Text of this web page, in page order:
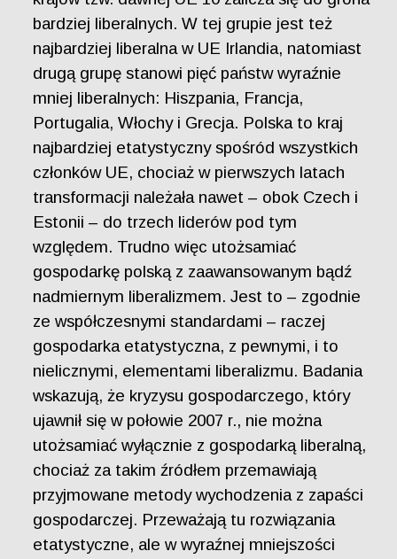
bardziej liberalnych. W tej grupie jest też
najbardziej liberalna w UE Irlandia, natomiast
drugą grupę stanowi pięć państw wyraźnie
mniej liberalnych: Hiszpania, Francja,
Portugalia, Włochy i Grecja. Polska to kraj
najbardziej etatystyczny spośród wszystkich
członków UE, chociaż w pierwszych latach
transformacji należała nawet – obok Czech i
Estonii – do trzech liderów pod tym
względem. Trudno więc utożsamiać
gospodarkę polską z zaawansowanym bądź
nadmiernym liberalizmem. Jest to – zgodnie
ze współczesnymi standardami – raczej
gospodarka etatystyczna, z pewnymi, i to
nielicznymi, elementami liberalizmu. Badania
wskazują, że kryzysu gospodarczego, który
ujawnił się w połowie 2007 r., nie można
utożsamiać wyłącznie z gospodarką liberalną,
chociaż za takim źródłem przemawiają
przyjmowane metody wychodzenia z zapaści
gospodarczej. Przeważają tu rozwiązania
etatystyczne, ale w wyraźnej mniejszości